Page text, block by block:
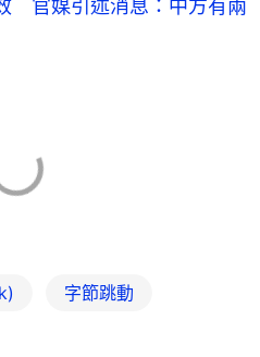
官媒引述消息：中方有兩
字節跳動